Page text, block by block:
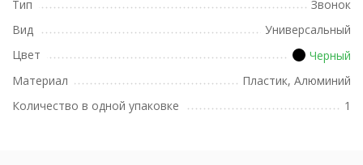
Тип
Звонок
Вид
Универсальный
Цвет
Черный
Материал
Пластик, Алюминий
Количество в одной упаковке
1